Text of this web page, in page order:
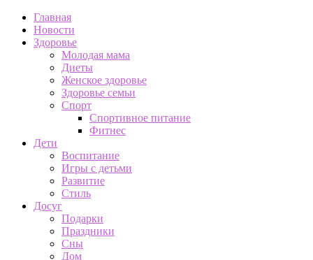
Главная
Новости
Здоровье
Молодая мама
Диеты
Женское здоровье
Здоровье семьи
Спорт
Спортивное питание
Фитнес
Дети
Воспитание
Игры с детьми
Развитие
Стиль
Досуг
Подарки
Праздники
Сны
Дом